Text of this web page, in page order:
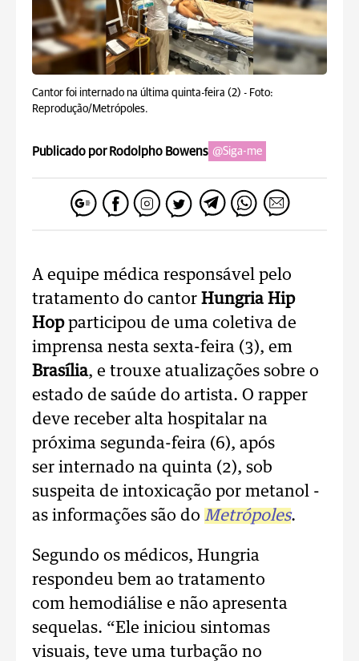
Cantor foi internado na última quinta-feira (2) - Foto:
Reprodução/Metrópoles.
Publicado por Rodolpho Bowens @Siga-me
A equipe médica responsável pelo
tratamento do cantor Hungria Hip
Hopparticipou de uma coletiva de
imprensa nesta sexta-feira (3), em
Brasília, e trouxe atualizações sobre o
estado de saúde do artista. O rapper
deve receber alta hospitalar na
próxima segunda-feira (6), após
ser internado na quinta (2), sob
suspeita de intoxicação por metanol -
as informações são do Metrópoles.
Segundo os médicos, Hungria
respondeu bem ao tratamento
com hemodiálise e não apresenta
sequelas. “Ele iniciou sintomas
visuais, teve uma turbação no